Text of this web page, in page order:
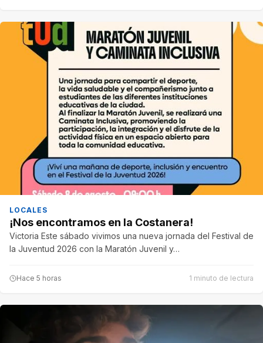
LOCALES
¡Nos encontramos en la Costanera!
Victoria Este sábado vivimos una nueva jornada del Festival de
la Juventud 2026 con la Maratón Juvenil y…
Hace 5 horas 1 minuto de lectura